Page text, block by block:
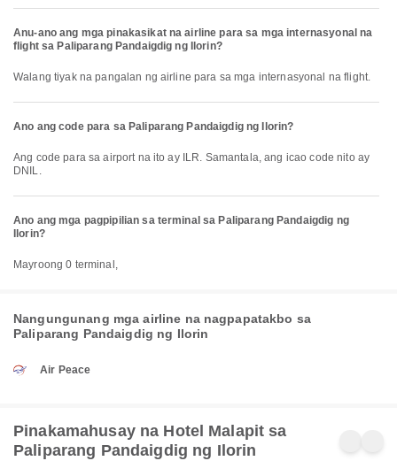
Anu-ano ang mga pinakasikat na airline para sa mga internasyonal na
flight sa Paliparang Pandaigdig ng Ilorin?
Walang tiyak na pangalan ng airline para sa mga internasyonal na flight.
Ano ang code para sa Paliparang Pandaigdig ng Ilorin?
Ang code para sa airport na ito ay ILR. Samantala, ang icao code nito ay
DNIL.
Ano ang mga pagpipilian sa terminal sa Paliparang Pandaigdig ng
Ilorin?
Mayroong 0 terminal,
Nangungunang mga airline na nagpapatakbo sa
Paliparang Pandaigdig ng Ilorin
Air Peace
Pinakamahusay na Hotel Malapit sa
Paliparang Pandaigdig ng Ilorin